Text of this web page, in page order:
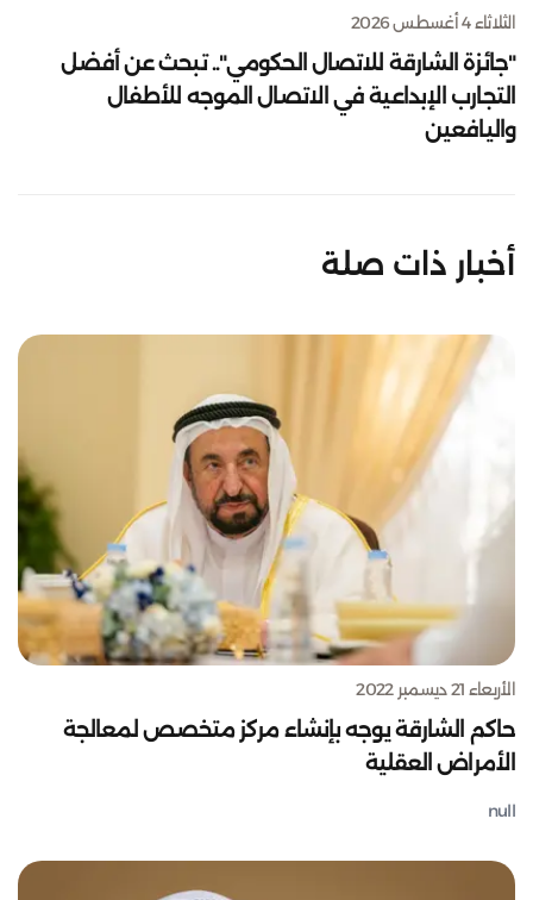
الثلاثاء 4 أغسطس 2026
"جائزة الشارقة للاتصال الحكومي".. تبحث عن أفضل
التجارب الإبداعية في الاتصال الموجه للأطفال
واليافعين
أخبار ذات صلة
الأربعاء 21 ديسمبر 2022
حاكم الشارقة يوجه بإنشاء مركز متخصص لمعالجة
الأمراض العقلية
null